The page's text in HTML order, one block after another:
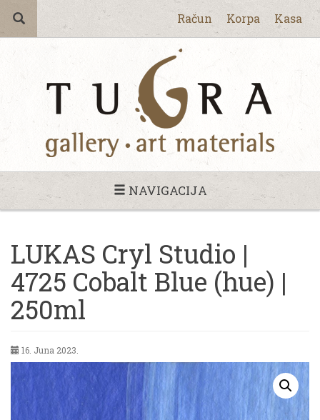
Račun Korpa Kasa
NAVIGACIJA
LUKAS Cryl Studio |
4725 Cobalt Blue (hue) |
250ml
16. Juna 2023.